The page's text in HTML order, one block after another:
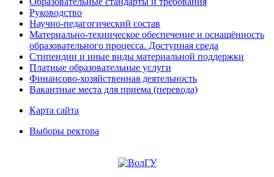
Руководство
Научно-педагогический состав
Материально-техническое обеспечение и оснащённость
образовательного процесса. Доступная среда
Стипендии и иные виды материальной поддержки
Платные образовательные услуги
Финансово-хозяйственная деятельность
Вакантные места для приема (перевода)
Карта сайта
Выборы ректора